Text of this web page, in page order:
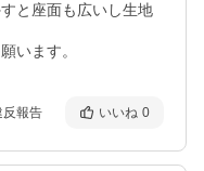
と座面も広いし生地
います。
反報告 いいね 0